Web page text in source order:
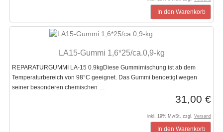
In den Warenkorb
LA15-Gummi 1,6*25/ca.0,9-kg
REPARATURGUMMI LA-15 0.9kgDiese Gummimischung ist ab dem
Temperaturbereich von 98°C geeignet. Das Gummi benoetigt wegen
seiner besonderen chemischen …
31,00 €
inkl. 19% MwSt. zzgl. Versand
In den Warenkorb